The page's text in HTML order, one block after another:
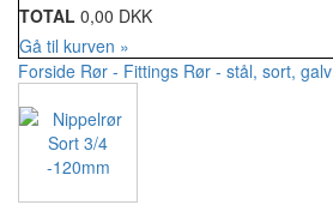
TOTAL 0,00 DKK
Gå til kurven »
Forside Rør - Fittings Rør - stål, sort, galv